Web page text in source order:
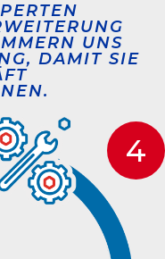
UNS
DAMIT SIE
4